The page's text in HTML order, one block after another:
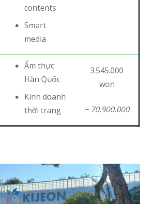
contents
Smart
media
Ẩm thực
Hàn Quốc
Kinh doanh
thời trang
3.545.000
won
~ 70.900.000